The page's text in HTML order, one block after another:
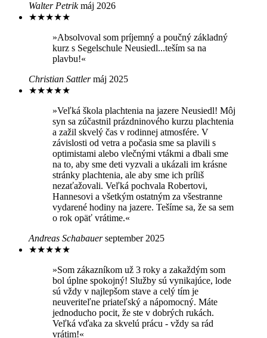
Walter Petrik máj 2026
★★★★★
»Absolvoval som príjemný a poučný základný
kurz s Segelschule Neusiedl...teším sa na
plavbu!«
Christian Sattler máj 2025
★★★★★
»Veľká škola plachtenia na jazere Neusiedl! Môj
syn sa zúčastnil prázdninového kurzu plachtenia
a zažil skvelý čas v rodinnej atmosfére. V
závislosti od vetra a počasia sme sa plavili s
optimistami alebo vlečnými vtákmi a dbali sme
na to, aby sme deti vyzvali a ukázali im krásne
stránky plachtenia, ale aby sme ich príliš
nezaťažovali. Veľká pochvala Robertovi,
Hannesovi a všetkým ostatným za všestranne
vydarené hodiny na jazere. Tešíme sa, že sa sem
o rok opäť vrátime.«
Andreas Schabauer september 2025
★★★★★
»Som zákazníkom už 3 roky a zakaždým som
bol úplne spokojný! Služby sú vynikajúce, lode
sú vždy v najlepšom stave a celý tím je
neuveriteľne priateľský a nápomocný. Máte
jednoducho pocit, že ste v dobrých rukách.
Veľká vďaka za skvelú prácu - vždy sa rád
vrátim!«